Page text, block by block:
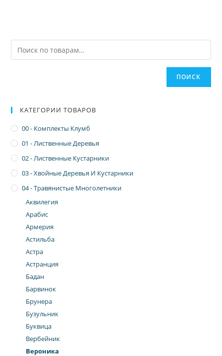
ПОИСК
КАТЕГОРИИ ТОВАРОВ
00 - Комплекты Клумб
01 - Лиственные Деревья
02 - Лиственные Кустарники
03 - Хвойные Деревья И Кустарники
04 - Травянистые Многолетники
Аквилегия
Арабис
Армерия
Астильба
Астра
Астранция
Бадан
Барвинок
Брунера
Бузульник
Буквица
Вербейник
Вероника